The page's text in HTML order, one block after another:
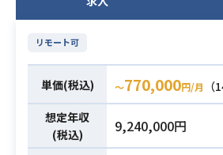
・デザイナー／エ
リモート可
単価(税込) 〜770,000円/月
想定年収
(税込)
9,240,000円